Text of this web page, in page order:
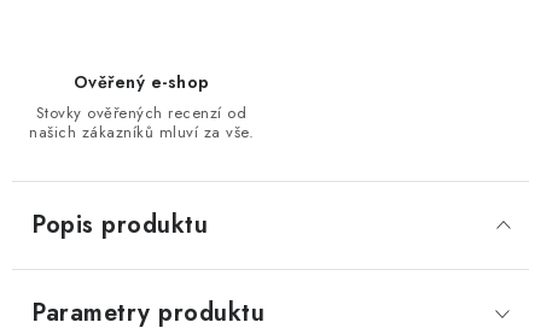
Ověřený e-shop
Stovky ověřených recenzí od
našich zákazníků mluví za vše.
Popis produktu
Parametry produktu